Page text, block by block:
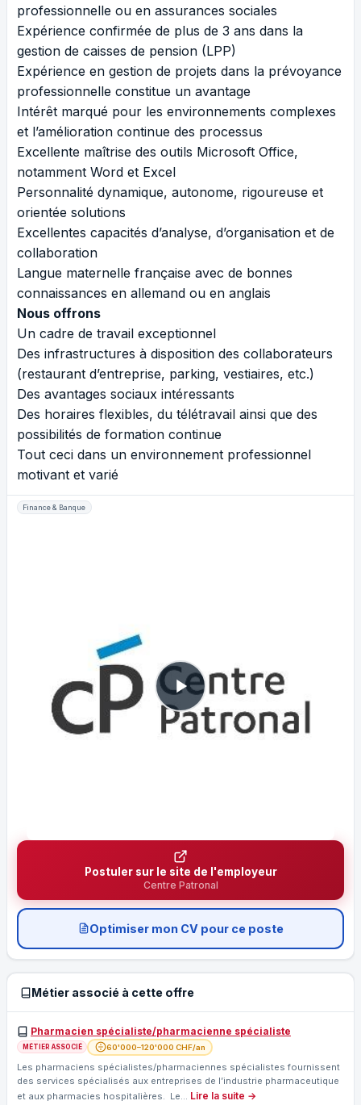
professionnelle ou en assurances sociales
Expérience confirmée de plus de 3 ans dans la
gestion de caisses de pension (LPP)
Expérience en gestion de projets dans la prévoyance
professionnelle constitue un avantage
Intérêt marqué pour les environnements complexes
et l’amélioration continue des processus
Excellente maîtrise des outils Microsoft Office,
notamment Word et Excel
Personnalité dynamique, autonome, rigoureuse et
orientée solutions
Excellentes capacités d’analyse, d’organisation et de
collaboration
Langue maternelle française avec de bonnes
connaissances en allemand ou en anglais
Nous offrons
Un cadre de travail exceptionnel
Des infrastructures à disposition des collaborateurs
(restaurant d’entreprise, parking, vestiaires, etc.)
Des avantages sociaux intéressants
Des horaires flexibles, du télétravail ainsi que des
possibilités de formation continue
Tout ceci dans un environnement professionnel
motivant et varié
Finance & Banque
Postuler sur le site de l'employeur
Centre Patronal
Optimiser mon CV pour ce poste
Métier associé à cette offre
Pharmacien spécialiste/pharmacienne spécialiste
MÉTIER ASSOCIÉ 60'000–120'000 CHF/an
Les pharmaciens spécialistes/pharmaciennes spécialistes fournissent
des services spécialisés aux entreprises de l’industrie pharmaceutique
et aux pharmacies hospitalières. Le… Lire la suite →